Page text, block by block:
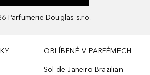
Parfumerie Douglas s.r.o.
OBLÍBENÉ V PARFÉMECH
Sol de Janeiro Brazilian